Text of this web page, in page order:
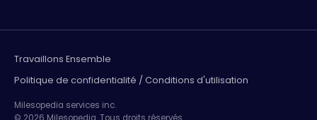
Travaillons Ensemble
Politique de confidentialité / Conditions d'utilisation
Milesopedia services inc.
© 2026 Milesopedia. Tous droits réservés.